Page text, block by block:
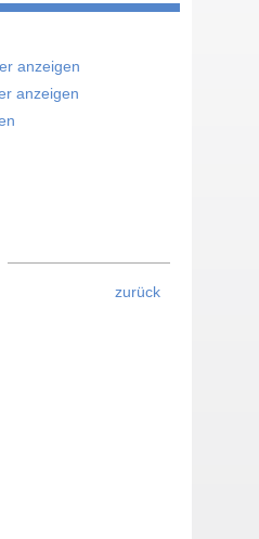
anzeigen
anzeigen
zurück